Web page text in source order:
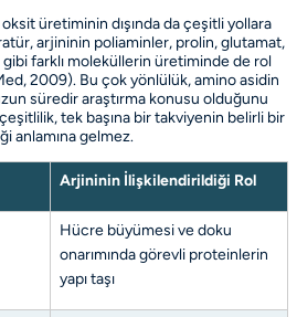
üretiminin dışında da çeşitli yollara
arjininin poliaminler, prolin, glutamat,
farklı moleküllerin üretiminde de rol
2009). Bu çok yönlülük, amino asidin
süredir araştırma konusu olduğunu
tek başına bir takviyenin belirli bir
anlamına gelmez.
Arjininin İlişkilendirildiği Rol
Hücre büyümesi ve doku
onarımında görevli proteinlerin
yapı taşı